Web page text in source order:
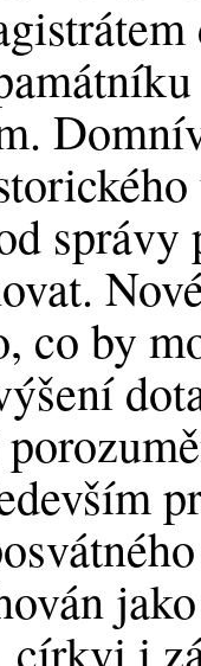
co by
církvi i